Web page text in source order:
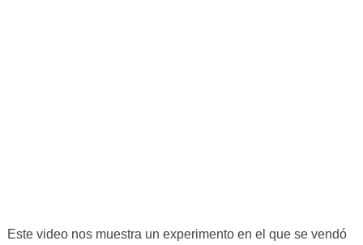
Este video nos muestra un experimento en el que se vendó